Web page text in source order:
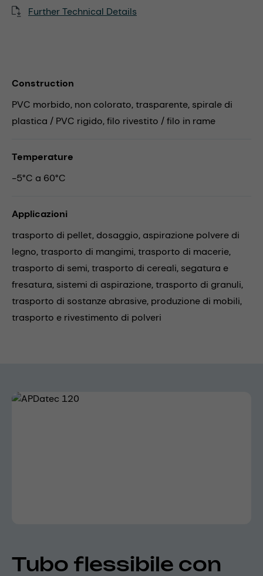
Further Technical Details
Construction
PVC morbido, non colorato, trasparente, spirale di
plastica / PVC rigido, filo rivestito / filo in rame
Temperature
-5°C a 60°C
Applicazioni
trasporto di pellet, dosaggio, aspirazione polvere di
legno,trasporto di mangimi,trasporto di macerie,
trasporto di semi,trasporto di cereali, segatura e
fresatura, sistemi di aspirazione,trasporto di granuli,
trasporto di sostanze abrasive, produzione di mobili,
trasporto e rivestimento di polveri
Skip image gallery
Tubo flessibile con